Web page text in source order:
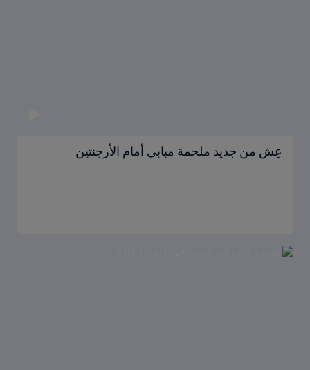
عِش من جديد ملحمة مبابي أمام الأرجنتين